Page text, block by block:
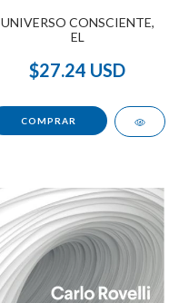
UNIVERSO CONSCIENTE,
EL
$27.24 USD